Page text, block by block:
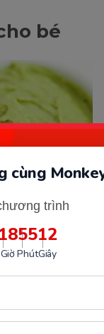
cùng
trình
18
Giờ
55
Phút
11
Giây
bé
dặm từ bơ